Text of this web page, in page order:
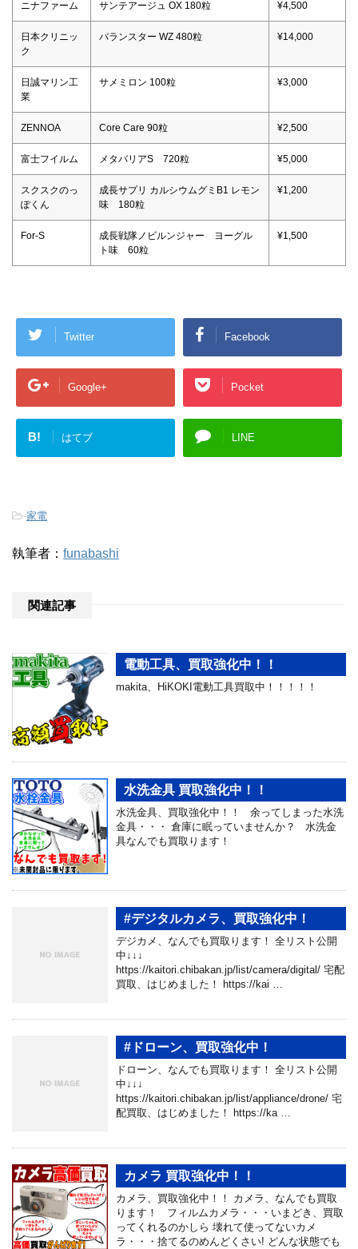
ニナファーム サンテアージュ OX 180粒 ¥4,500
日本クリニッ
ク
バランスター WZ 480粒 ¥14,000
日誠マリン工
業
サメミロン 100粒 ¥3,000
ZENNOA Core Care 90粒 ¥2,500
富士フイルム メタバリアS 720粒 ¥5,000
スクスクのっ
ぽくん
成長サプリ カルシウムグミB1 レモン
味 180粒
¥1,200
For-S
成長戦隊ノビルンジャー ヨーグル
ト味 60粒
¥1,500
Twitter Facebook
Google+ Pocket
B! はてブ LINE
-家電
執筆者： funabashi
関連記事
電動工具、買取強化中！！
makita、HiKOKI電動工具買取中！！！！！
水洗金具 買取強化中！！
水洗金具、買取強化中！！ 余ってしまった水洗
金具・・・ 倉庫に眠っていませんか？ 水洗金
具なんでも買取ります！
#デジタルカメラ、買取強化中！
デジカメ、なんでも買取ります！ 全リスト公開
中↓↓↓
https://kaitori.chibakan.jp/list/camera/digital/ 宅配
買取、はじめました！ https://kai …
#ドローン、買取強化中！
ドローン、なんでも買取ります！ 全リスト公開
中↓↓↓
https://kaitori.chibakan.jp/list/appliance/drone/ 宅
配買取、はじめました！ https://ka …
カメラ 買取強化中！！
カメラ、買取強化中！！ カメラ、なんでも買取
ります！ フィルムカメラ・・・いまどき、買取
ってくれるのかしら 壊れて使ってないカメ
ラ・・・捨てるのめんどくさい! どんな状態でも